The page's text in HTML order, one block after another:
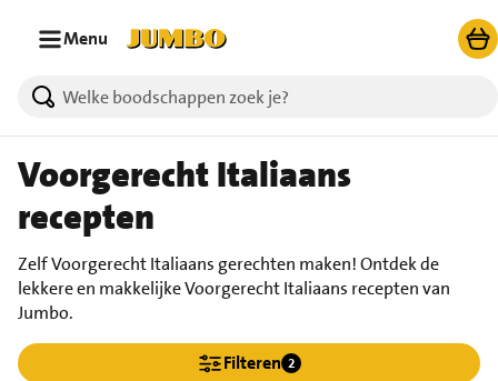
Menu
Voorgerecht Italiaans
recepten
Zelf Voorgerecht Italiaans gerechten maken! Ontdek de
lekkere en makkelijke Voorgerecht Italiaans recepten van
Jumbo.
Filteren 2